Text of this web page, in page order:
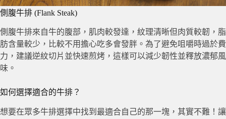
側腹牛排 (Flank Steak)
側腹牛排來自牛的腹部，肌肉較發達，紋理清晰但肉質較韌，脂
肪含量較少，比較不用擔心吃多會發胖。為了避免咀嚼時過於費
力，建議逆紋切片並快速煎烤，這樣可以減少韌性並釋放濃郁風
味。
如何選擇適合的牛排？
想要在眾多牛排選擇中找到最適合自己的那一塊，其實不難！讓